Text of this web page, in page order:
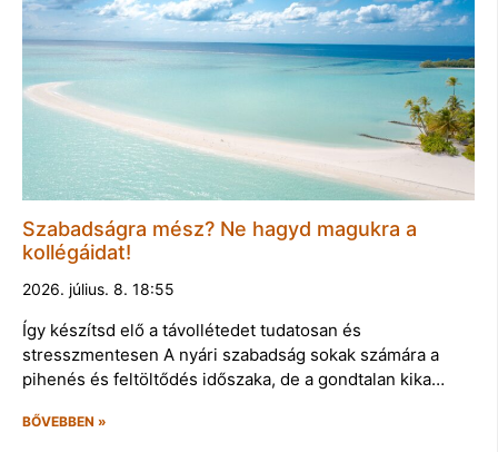
Szabadságra mész? Ne hagyd magukra a
kollégáidat!
2026. július. 8. 18:55
Így készítsd elő a távollétedet tudatosan és
stresszmentesen A nyári szabadság sokak számára a
pihenés és feltöltődés időszaka, de a gondtalan kika…
BŐVEBBEN »